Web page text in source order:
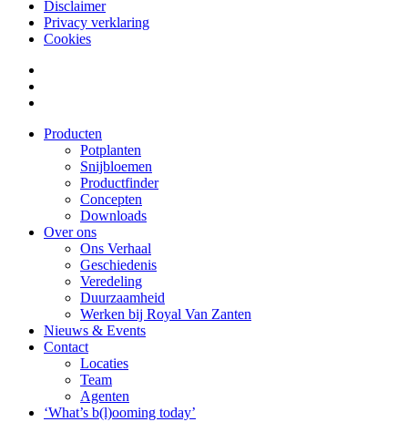
Disclaimer
Privacy verklaring
Cookies
Producten
Potplanten
Snijbloemen
Productfinder
Concepten
Downloads
Over ons
Ons Verhaal
Geschiedenis
Veredeling
Duurzaamheid
Werken bij Royal Van Zanten
Nieuws & Events
Contact
Locaties
Team
Agenten
‘What’s b(l)ooming today’